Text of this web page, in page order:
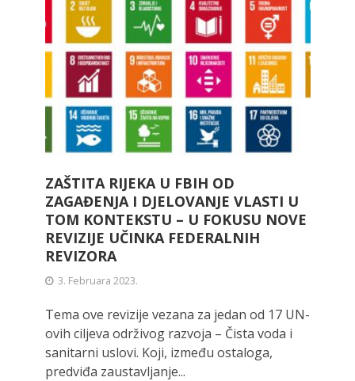
ZAŠTITA RIJEKA U FBIH OD
ZAGAĐENJA I DJELOVANJE VLASTI U
TOM KONTEKSTU – U FOKUSU NOVE
REVIZIJE UČINKA FEDERALNIH
REVIZORA
3. Februara 2023.
Tema ove revizije vezana za jedan od 17 UN-
ovih ciljeva održivog razvoja – Čista voda i
sanitarni uslovi. Koji, između ostaloga,
predviđa zaustavljanje...